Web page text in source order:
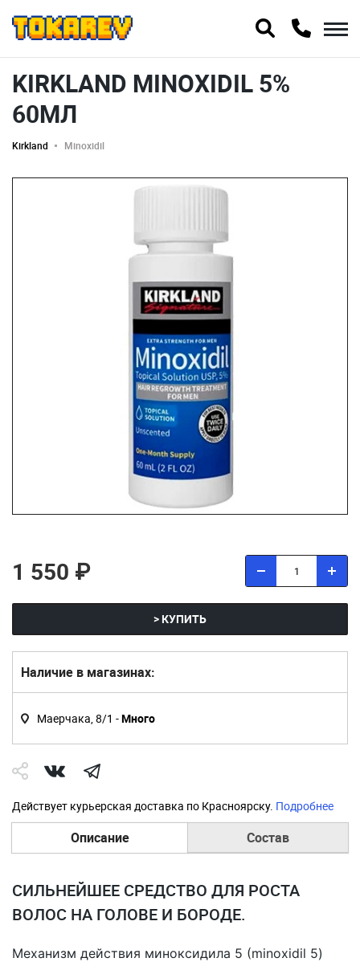
KIRKLAND MINOXIDIL 5%
60МЛ
Kirkland Minoxidil
1 550 ₽
> КУПИТЬ
Наличие в магазинах:
Маерчака, 8/1 -Много
Действует курьерская доставка по Красноярску. Подробнее
Описание Состав
СИЛЬНЕЙШЕЕ СРЕДСТВО ДЛЯ РОСТА
ВОЛОС НА ГОЛОВЕ И БОРОДЕ.
Механизм действия миноксидила 5 (minoxidil 5)